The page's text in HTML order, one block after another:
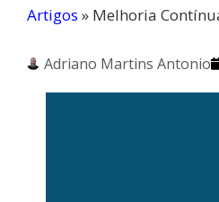
Artigos » Melhoria
Adriano Martins Antonio